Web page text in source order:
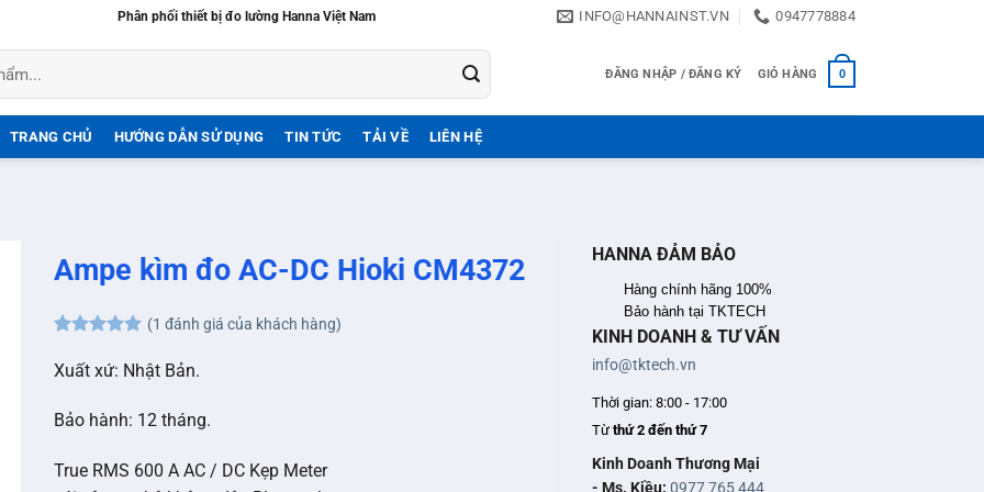
Phân phối thiết bị đo lường Hanna Việt Nam INFO@HANNAINST.VN 0947778884
ĐĂNG NHẬP / ĐĂNG KÝ GIỎ HÀNG 0
TRANG CHỦ HƯỚNG DẪN SỬ DỤNG TIN TỨC TẢI VỀ LIÊN HỆ
Ampe kìm đo AC-DC Hioki CM4372
dựa trên
(1 đánh giá của khách hàng)
Xuất xứ: Nhật Bản.
Bảo hành: 12 tháng.
True RMS 600 A AC / DC Kẹp Meter
HANNA ĐẢM BẢO
Hàng chính hãng 100%
Bảo hành tại TKTECH
KINH DOANH & TƯ VẤN
info@tktech.vn
Thời gian: 8:00 - 17:00
Từthứ 2 đến thứ 7
Kinh Doanh Thương Mại
- Ms. Kiều: 0977 765 444